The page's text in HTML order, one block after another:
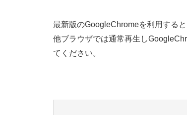
最新版のGoogleChromeを利用する
他ブラウザでは通常再生し
てください。